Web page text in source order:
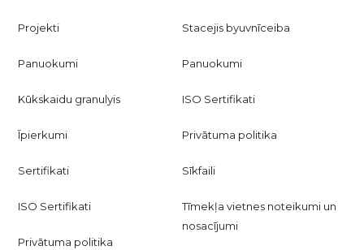
Projekti
Panuokumi
Kūkskaidu granulyis
Īpierkumi
Sertifikati
ISO Sertifikati
Privātuma politika
Stacejis byuvnīceiba
Panuokumi
ISO Sertifikati
Privātuma politika
Sīkfaili
Tīmekļa vietnes noteikumi un
nosacījumi